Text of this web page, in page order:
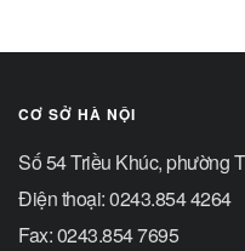
CƠ SỞ HÀ NỘI
Số 54 Triều Khúc, phường
Điện thoại: 0243.854 4264
Fax: 0243.854 7695